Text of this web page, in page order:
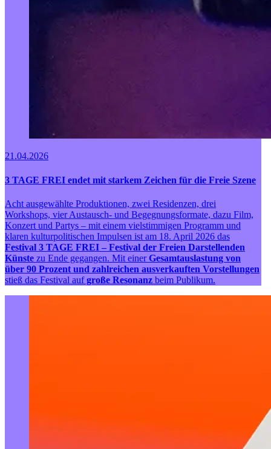
21.04.2026
3 TAGE FREI endet mit starkem Zeichen für die Freie Szene
Acht ausgewählte Produktionen, zwei Residenzen, drei
Workshops, vier Austausch- und Begegnungsformate, dazu Film,
Konzert und Partys – mit einem vielstimmigen Programm und
klaren kulturpolitischen Impulsen ist am 18. April 2026 das
Festival 3 TAGE FREI – Festival der Freien Darstellenden
Künste zu Ende gegangen. Mit einerGesamtauslastung von
über 90 Prozent und zahlreichen ausverkauften Vorstellungen
stieß das Festival aufgroße Resonanz beim Publikum.